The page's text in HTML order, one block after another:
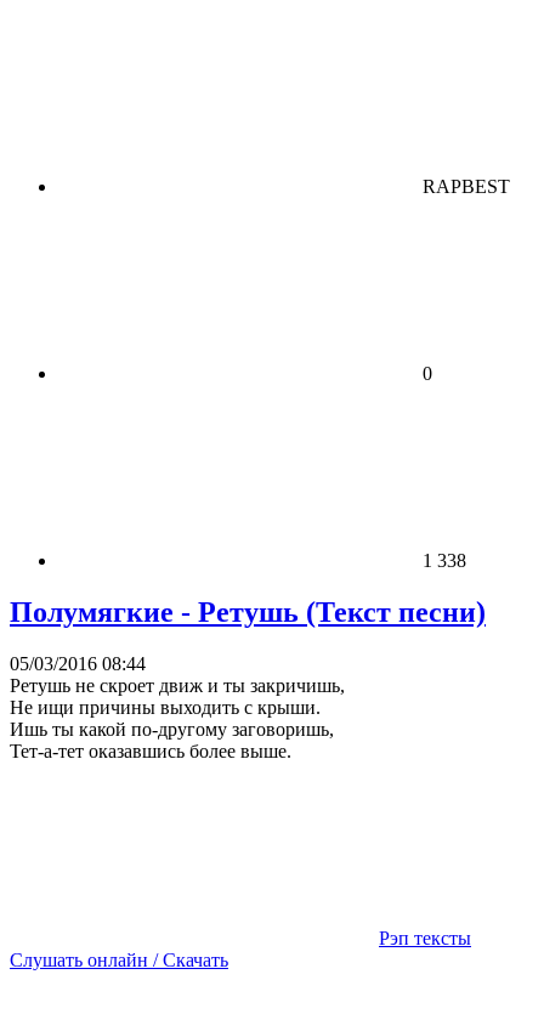
RAPBEST
0
1 338
Полумягкие - Ретушь (Текст песни)
05/03/2016 08:44
Ретушь не скроет движ и ты закричишь,
Не ищи причины выходить с крыши.
Ишь ты какой по-другому заговоришь,
Тет-а-тет оказавшись более выше.
Рэп тексты
Слушать онлайн / Скачать